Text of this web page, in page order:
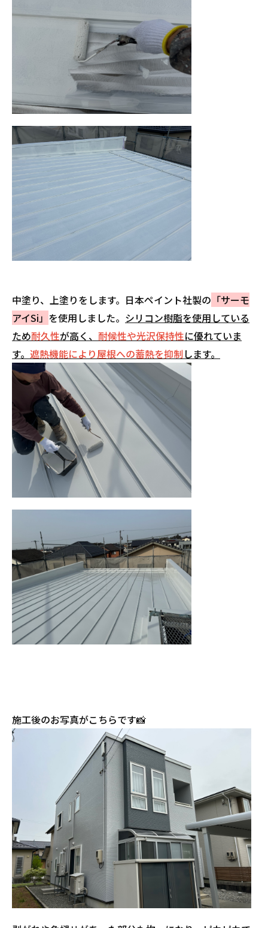
中塗り、上塗りをします。日本ペイント社製の 「サーモ
アイSi」 を使用しました。 シリコン樹脂を使用している
ため耐久性が高く、 耐候性や光沢保持性に優れていま
す。 遮熱機能により屋根への蓄熱を抑制します。
施工後のお写真がこちらです📸